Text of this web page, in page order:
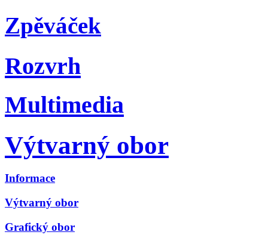
Zpěváček
Rozvrh
Multimedia
Výtvarný obor
Informace
Výtvarný obor
Grafický obor